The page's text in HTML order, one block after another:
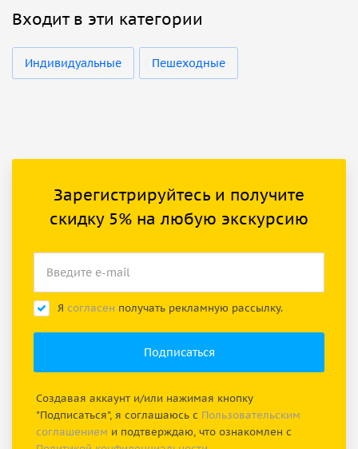
Входит в эти категории
Индивидуальные Пешеходные
Зарегистрируйтесь и получите
скидку 5% на любую экскурсию
Я согласен получать рекламную рассылку.
Создавая аккаунт и/или нажимая кнопку
"Подписаться", я соглашаюсь с Пользовательским
соглашением и подтверждаю, что ознакомлен с